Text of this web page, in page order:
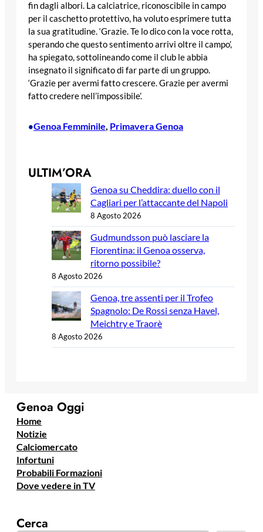
fin dagli albori. La calciatrice, riconoscibile in campo
per il caschetto protettivo, ha voluto esprimere tutta
la sua gratitudine. ‘Grazie. Te lo dico con la voce rotta,
sperando che questo sentimento arrivi oltre il campo’,
ha spiegato, sottolineando come il club le abbia
insegnato il significato di far parte di un gruppo.
‘Grazie per avermi fatto crescere. Grazie per avermi
fatto credere nell’impossibile’.
•Genoa Femminile, Primavera Genoa
ULTIM’ORA
Genoa su Cheddira: duello con il
Cagliari per l’attaccante del Napoli
8 Agosto 2026
Gudmundsson può lasciare la
Fiorentina: il Genoa osserva,
ritorno possibile?
8 Agosto 2026
Genoa, tre assenti per il Trofeo
Spagnolo: De Rossi senza Havel,
Meichtry e Traorè
8 Agosto 2026
Genoa Oggi
Home
Notizie
Calciomercato
Infortuni
Probabili Formazioni
Dove vedere in TV
Cerca